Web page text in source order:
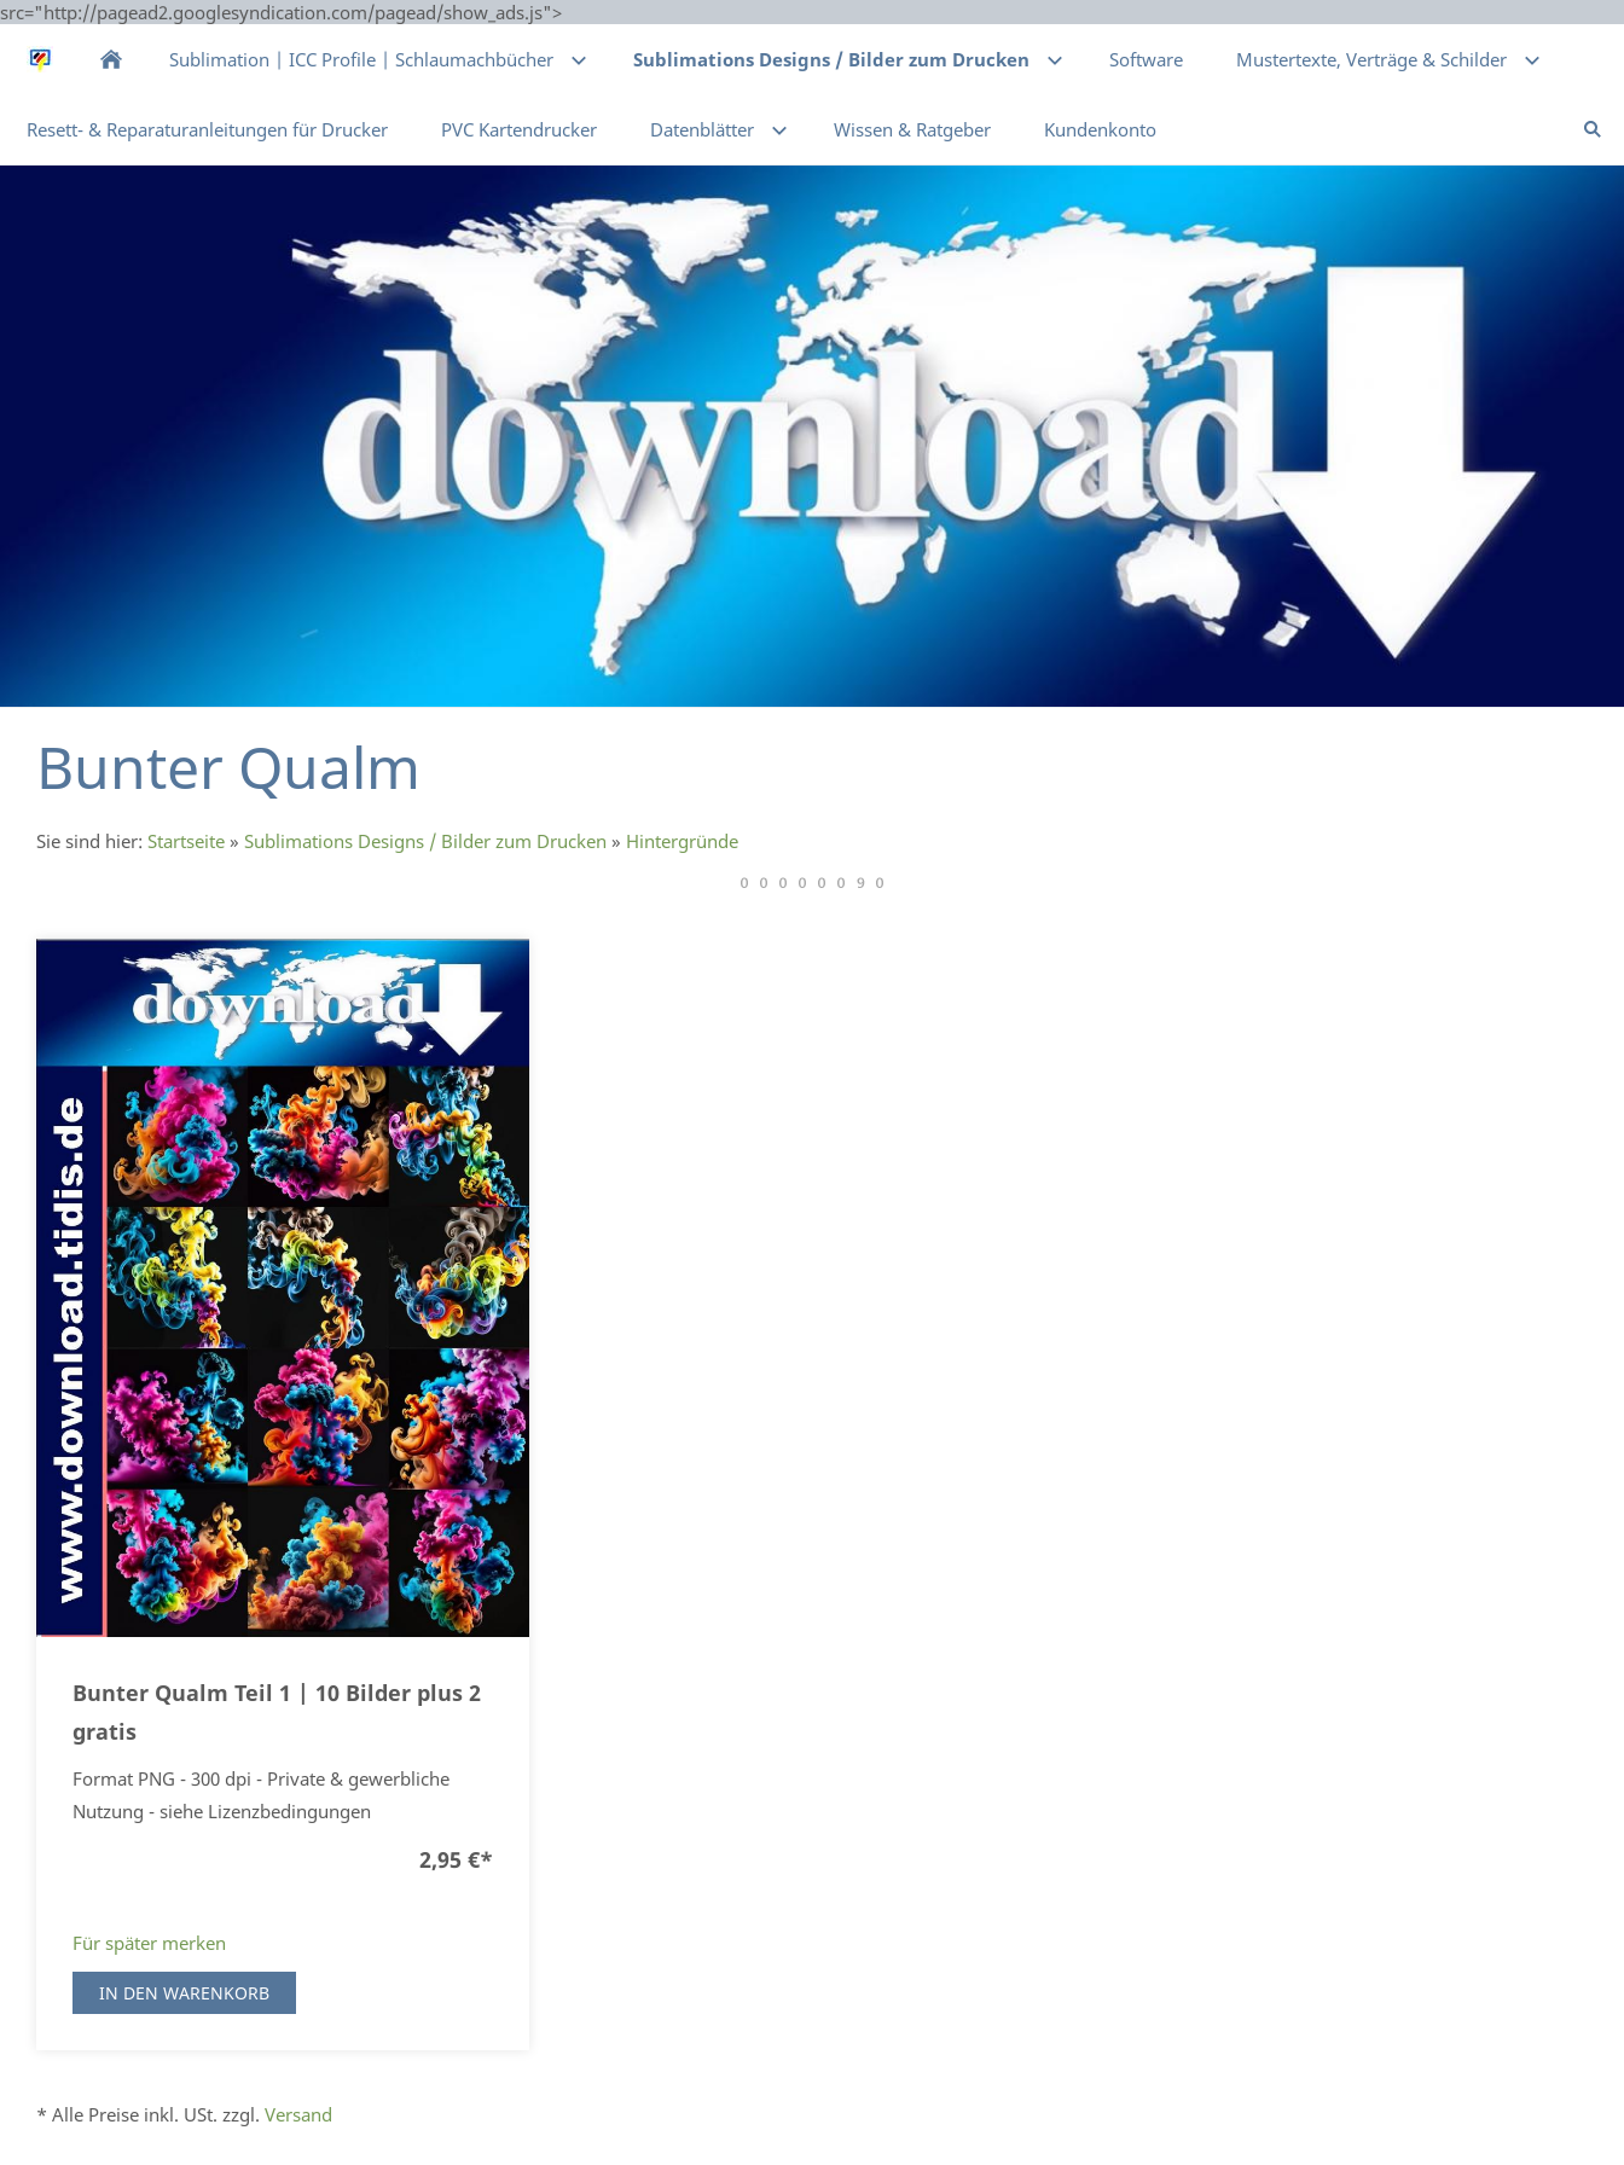
src="http://pagead2.googlesyndication.com/pagead/show_ads.js">
Sublimation | ICC Profile | Schlaumachbücher
Sublimations Designs / Bilder zum Drucken Software Mustertexte, Verträge & Schilder
Resett- & Reparaturanleitungen für Drucker PVC Kartendrucker Datenblätter Wissen & Ratgeber Kundenkonto
Bunter Qualm
Sie sind hier: Startseite » Sublimations Designs / Bilder zum Drucken » Hintergründe
Bunter Qualm Teil 1 | 10 Bilder plus 2
gratis
Format PNG - 300 dpi - Private & gewerbliche
Nutzung - siehe Lizenzbedingungen
2,95 €*
Für später merken
IN DEN WARENKORB
* Alle Preise inkl. USt. zzgl. Versand